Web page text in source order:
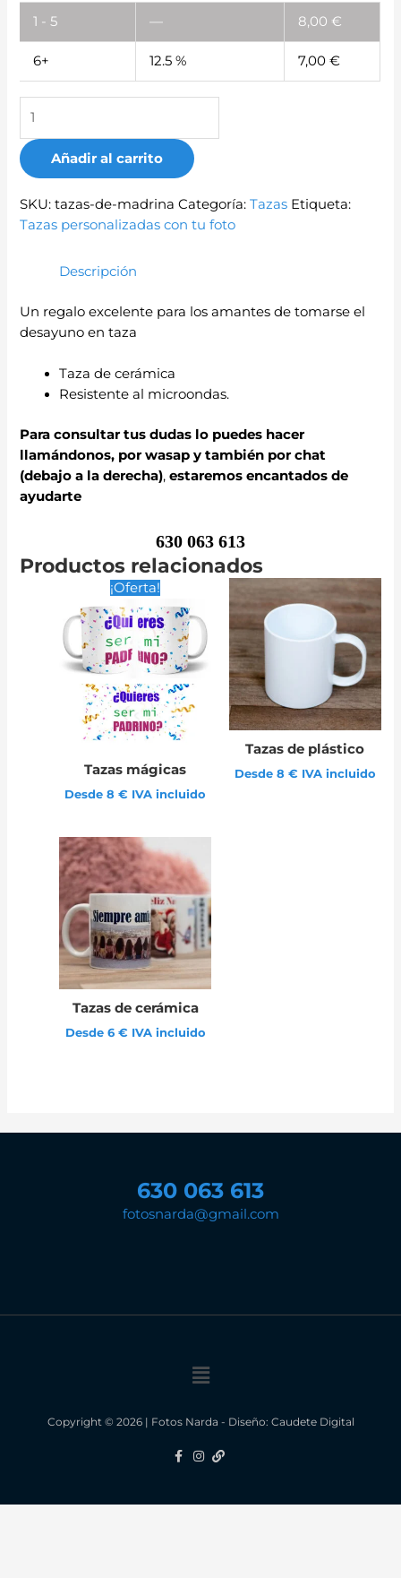
1 - 5 — 8,00€
6+ 12.5 % 7,00€
Añadir al carrito
SKU:tazas-de-madrina Categoría:Tazas Etiqueta:
Tazas personalizadas con tu foto
Descripción
Un regalo excelente para los amantes de tomarse el
desayuno en taza
Taza de cerámica
Resistente al microondas.
Para consultar tus dudas lo puedes hacer
llamándonos, por wasap y también por chat
(debajo a la derecha),estaremos encantados de
ayudarte
630 063 613
Productos relacionados
¡Oferta!
Tazas mágicas
Desde 8 € IVA incluido
Tazas de plástico
Desde 8 € IVA incluido
Tazas de cerámica
Desde 6 € IVA incluido
630 063 613
fotosnarda@gmail.com
Menú
Copyright © 2026 | Fotos Narda - Diseño: Caudete Digital